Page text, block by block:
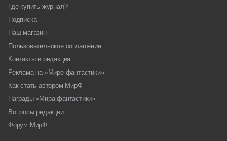
Где купить журнал?
Подписка
Наш магазин
Пользовательское соглашение
Контакты и редакция
Реклама на «Мире фантастики»
Как стать автором МирФ
Награды «Мира фантастики»
Вопросы редакции
Форум МирФ